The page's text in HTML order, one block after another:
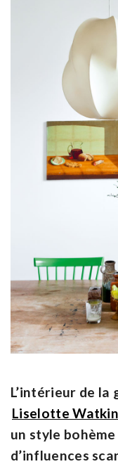
L’intérieur de la
Liselotte
un style
d’influences